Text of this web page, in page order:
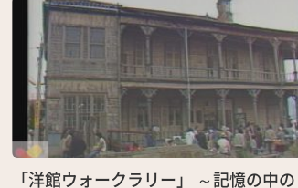
「洋館ウォークラリー」 ～記憶の中の